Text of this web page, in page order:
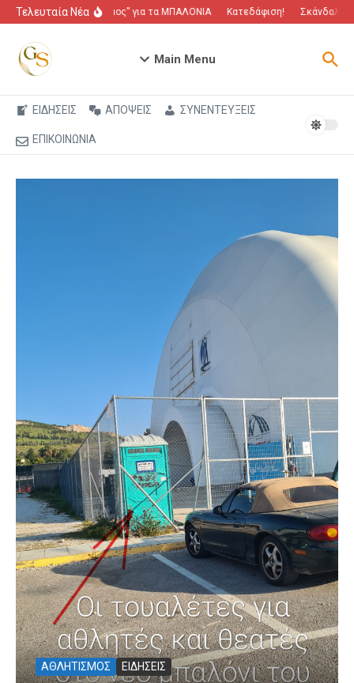
Μετάβαση στο περιεχόμενο
Τελευταία Νέα“Πόλεμος” για τα ΜΠΑΛΟΝΙΑ Κατεδάφιση! Σκάνδαλο
Main Menu
ΕΙΔΗΣΕΙΣ ΑΠΟΨΕΙΣ ΣΥΝΕΝΤΕΥΞΕΙΣ
ΕΠΙΚΟΙΝΩΝΙΑ
ΑΘΛΗΤΙΣΜΟΣ ΕΙΔΗΣΕΙΣ